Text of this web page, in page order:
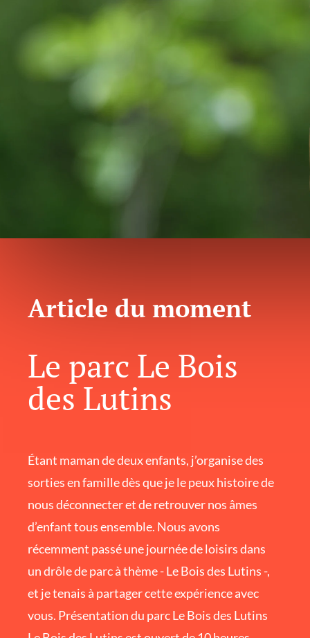
Article du moment
Le parc Le Bois
des Lutins
Étant maman de deux enfants, j’organise des
sorties en famille dès que je le peux histoire de
nous déconnecter et de retrouver nos âmes
d’enfant tous ensemble. Nous avons
récemment passé une journée de loisirs dans
un drôle de parc à thème - Le Bois des Lutins -,
et je tenais à partager cette expérience avec
vous. Présentation du parc Le Bois des Lutins